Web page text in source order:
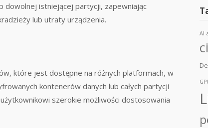
dowolnej istniejącej partycji, zapewniając
lub utraty urządzenia.
które jest dostępne na różnych platformach, w
kontenerów danych lub całych partycji
szerokie możliwości dostosowania
AI